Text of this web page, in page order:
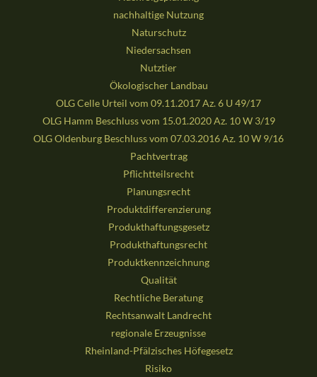
nachhaltige Nutzung
Naturschutz
Niedersachsen
Nutztier
Ökologischer Landbau
OLG Celle Urteil vom 09.11.2017 Az. 6 U 49/17
OLG Hamm Beschluss vom 15.01.2020 Az. 10 W 3/19
OLG Oldenburg Beschluss vom 07.03.2016 Az. 10 W 9/16
Pachtvertrag
Pflichtteilsrecht
Planungsrecht
Produktdifferenzierung
Produkthaftungsgesetz
Produkthaftungsrecht
Produktkennzeichnung
Qualität
Rechtliche Beratung
Rechtsanwalt Landrecht
regionale Erzeugnisse
Rheinland-Pfälzisches Höfegesetz
Risiko